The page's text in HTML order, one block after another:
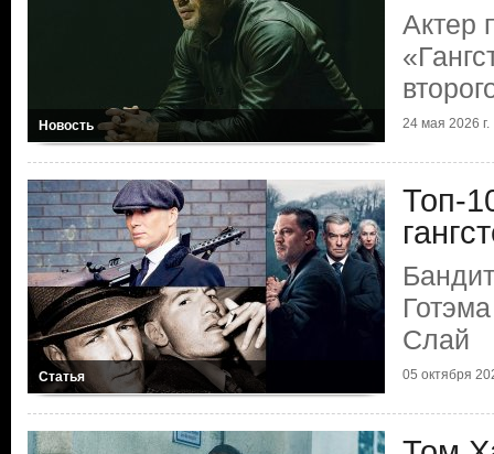
Новость
Актер
24 мая 2026 г.
Статья
Топ-
Слай
05 октября